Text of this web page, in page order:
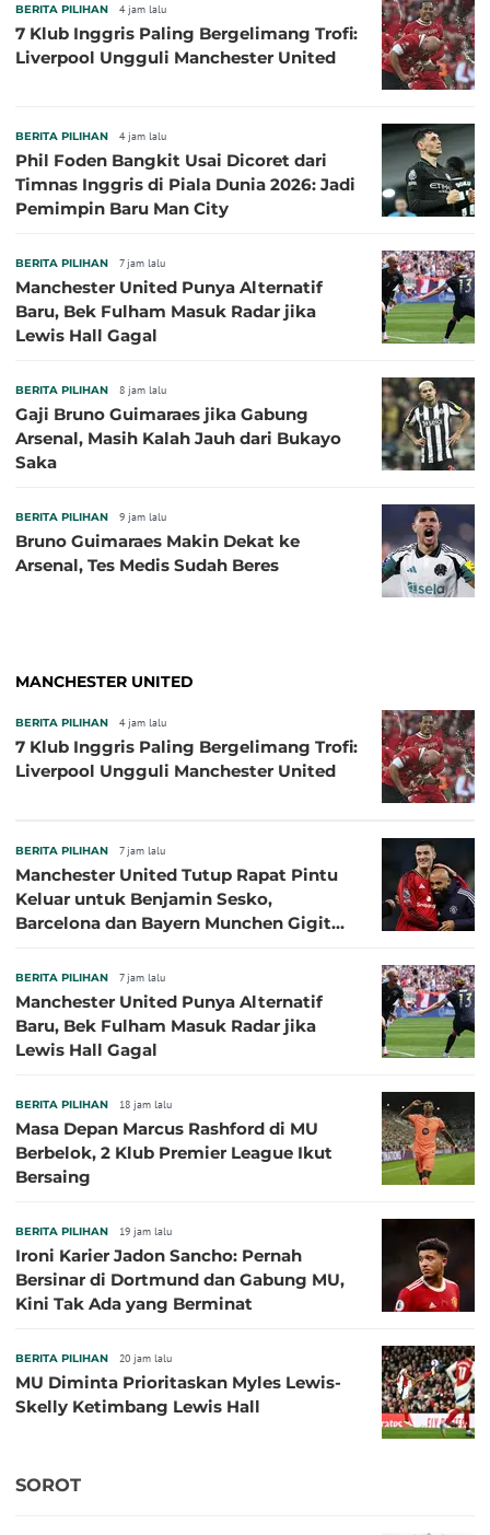
BERITA PILIHAN 4 jam lalu
7 Klub Inggris Paling Bergelimang Trofi:
Liverpool Ungguli Manchester United
BERITA PILIHAN 4 jam lalu
Phil Foden Bangkit Usai Dicoret dari
Timnas Inggris di Piala Dunia 2026: Jadi
Pemimpin Baru Man City
BERITA PILIHAN 7 jam lalu
Manchester United Punya Alternatif
Baru, Bek Fulham Masuk Radar jika
Lewis Hall Gagal
BERITA PILIHAN 8 jam lalu
Gaji Bruno Guimaraes jika Gabung
Arsenal, Masih Kalah Jauh dari Bukayo
Saka
BERITA PILIHAN 9 jam lalu
Bruno Guimaraes Makin Dekat ke
Arsenal, Tes Medis Sudah Beres
MANCHESTER UNITED
BERITA PILIHAN 4 jam lalu
7 Klub Inggris Paling Bergelimang Trofi:
Liverpool Ungguli Manchester United
BERITA PILIHAN 7 jam lalu
Manchester United Tutup Rapat Pintu
Keluar untuk Benjamin Sesko,
Barcelona dan Bayern Munchen Gigit
BERITA PILIHAN 7 jam lalu
Manchester United Punya Alternatif
Baru, Bek Fulham Masuk Radar jika
Lewis Hall Gagal
BERITA PILIHAN 18 jam lalu
Masa Depan Marcus Rashford di MU
Berbelok, 2 Klub Premier League Ikut
Bersaing
BERITA PILIHAN 19 jam lalu
Ironi Karier Jadon Sancho: Pernah
Bersinar di Dortmund dan Gabung MU,
Kini Tak Ada yang Berminat
BERITA PILIHAN 20 jam lalu
MU Diminta Prioritaskan Myles Lewis-
Skelly Ketimbang Lewis Hall
SOROT